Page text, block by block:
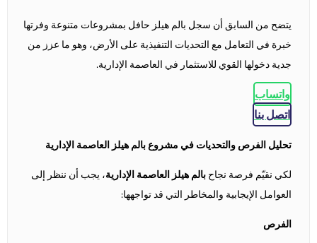
يتضح من السابق أن سجل بالم هيلز حافل بمشروعات متنوعة وفرتها
خبرة في التعامل مع التحديات التنفيذية على الأرض، وهو ما عزز من
جدية دخولها القوي للاستثمار في العاصمة الإدارية.
واتساب
اتصل بنا
تحليل الفرص والتحديات في مشروع بالم هيلز العاصمة الإدارية
لكي نقيّم فرصة نجاحبالم هيلز العاصمة الإدارية، يجب أن ننظر إلى
العوامل الإيجابية والمخاطر التي قد تواجهها:
الفرص